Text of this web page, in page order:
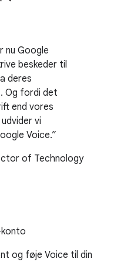
nu Google
beskeder til
deres
Og fordi det
end vores
vi
Voice.
of Technology
og føje Voice til din